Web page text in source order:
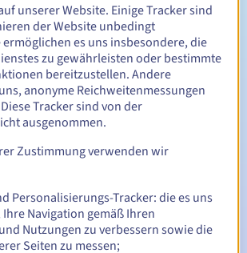
Zwischen 1 und 10 Jahren
zur Benachrichtigung über die
unserer Website. Einige Tracker sind
der Website unbedingt
es uns insbesondere, die
zu gewährleisten oder bestimmte
bereitzustellen. Andere
anonyme Reichweitenmessungen
Tracker sind von der
ausgenommen.
Zustimmung verwenden wir
Personalisierungs-Tracker: die es uns
Navigation gemäß Ihren
Nutzungen zu verbessern sowie die
Seiten zu messen;